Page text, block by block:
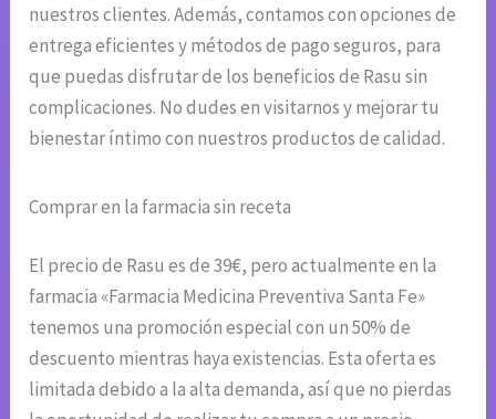
nuestros clientes. Además, contamos con opciones de
entrega eficientes y métodos de pago seguros, para
que puedas disfrutar de los beneficios de Rasu sin
complicaciones. No dudes en visitarnos y mejorar tu
bienestar íntimo con nuestros productos de calidad.
Comprar en la farmacia sin receta
El precio de Rasu es de 39€, pero actualmente en la
farmacia «Farmacia Medicina Preventiva Santa Fe»
tenemos una promoción especial con un 50% de
descuento mientras haya existencias. Esta oferta es
limitada debido a la alta demanda, así que no pierdas